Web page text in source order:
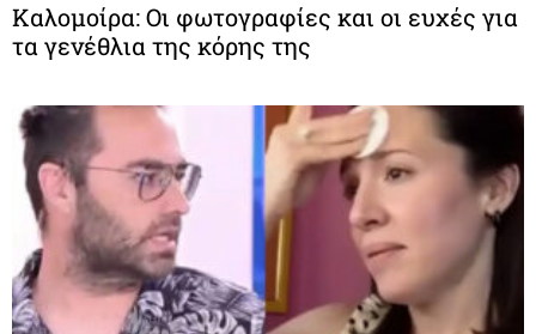
Καλομοίρα: Οι φωτογραφίες και οι ευχές για
τα γενέθλια της κόρης της